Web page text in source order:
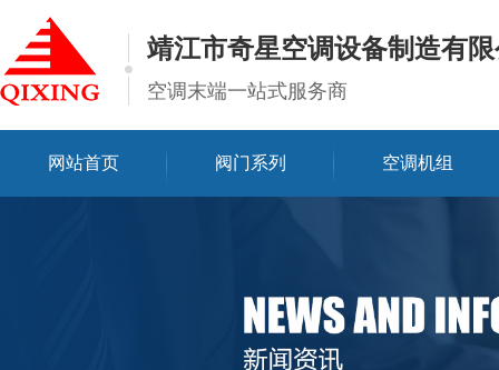
靖江市奇星空调设备制造有
空调末端一站式服务商
网站首页 阀门系列 空调机组